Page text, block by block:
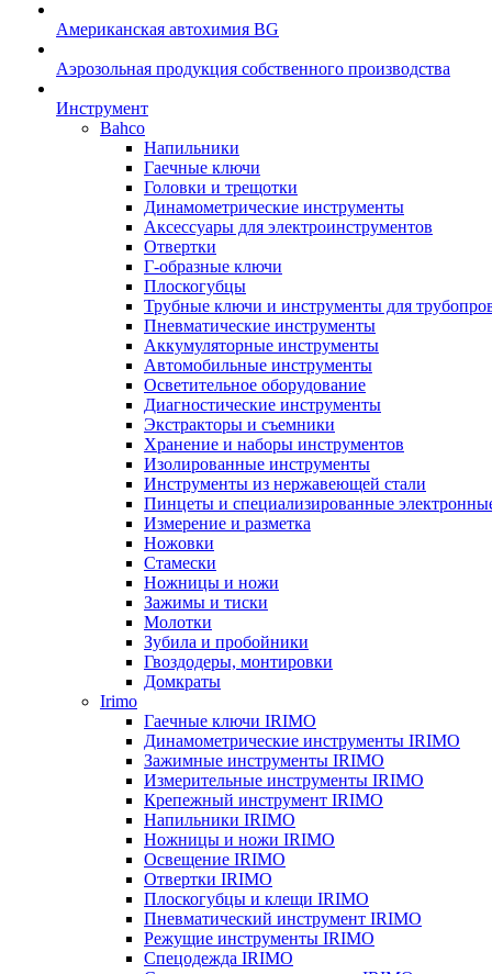
Американская автохимия BG
Аэрозольная продукция собственного производства
Инструмент
Bahco
Напильники
Гаечные ключи
Головки и трещотки
Динамометрические инструменты
Аксессуары для электроинструментов
Отвертки
Г-образные ключи
Плоскогубцы
Трубные ключи и инструменты для
Пневматические инструменты
Аккумуляторные инструменты
Автомобильные инструменты
Осветительное оборудование
Диагностические инструменты
Экстракторы и съемники
Хранение и наборы инструментов
Изолированные инструменты
Инструменты из нержавеющей стали
Пинцеты и специализированные
Измерение и разметка
Ножовки
Стамески
Ножницы и ножи
Зажимы и тиски
Молотки
Зубила и пробойники
Гвоздодеры, монтировки
Домкраты
Irimo
Гаечные ключи IRIMO
Динамометрические инструменты IRIMO
Зажимные инструменты IRIMO
Измерительные инструменты IRIMO
Крепежный инструмент IRIMO
Напильники IRIMO
Ножницы и ножи IRIMO
Освещение IRIMO
Отвертки IRIMO
Плоскогубцы и клещи IRIMO
Пневматический инструмент IRIMO
Режущие инструменты IRIMO
Спецодежда IRIMO